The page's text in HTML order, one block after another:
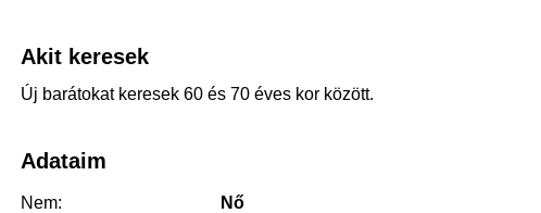
Akit keresek
Új barátokat keresek 60 és 70 éves kor között.
Adataim
Nem:
Nő